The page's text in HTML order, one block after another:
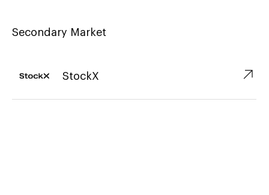
Secondary Market
StockX ↗︎